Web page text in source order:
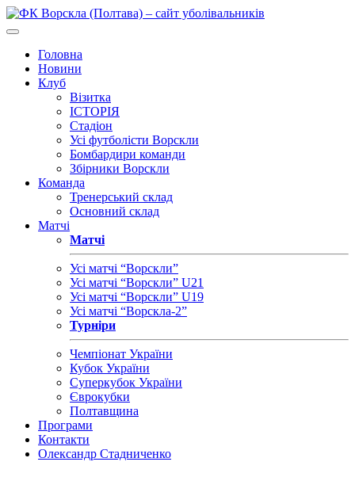
Головна
Новини
Клуб
Візитка
ІСТОРІЯ
Стадіон
Усі футболісти Ворскли
Бомбардири команди
Збірники Ворскли
Команда
Тренерський склад
Основний склад
Матчі
Матчі
Усі матчі “Ворскли”
Усі матчі “Ворскли” U21
Усі матчі “Ворскли” U19
Усі матчі “Ворскла-2”
Турніри
Чемпіонат України
Кубок України
Суперкубок України
Єврокубки
Полтавщина
Програми
Контакти
Олександр Стадниченко